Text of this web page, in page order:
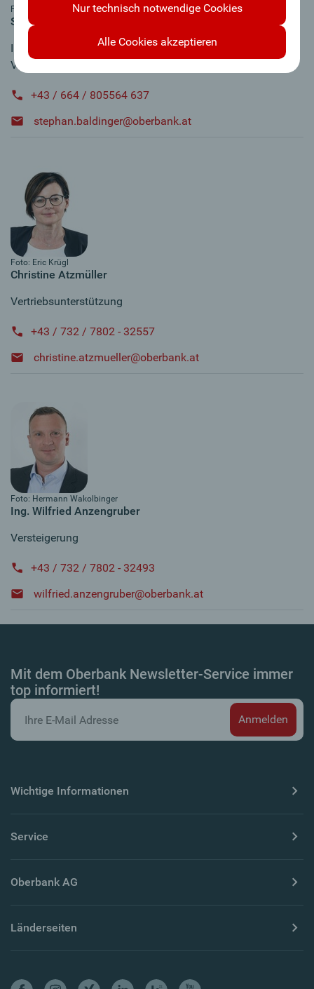
Foto: Gregor Hartl
Stephan Baldinger
Immobilienfachberater Salzkammergut,
Vöcklabruck
+43 / 664 / 805564 637
stephan.baldinger@oberbank.at
Foto: Eric Krügl
Christine Atzmüller
Vertriebsunterstützung
+43 / 732 / 7802 - 32557
christine.atzmueller@oberbank.at
Foto: Hermann Wakolbinger
Ing. Wilfried Anzengruber
Versteigerung
+43 / 732 / 7802 - 32493
wilfried.anzengruber@oberbank.at
Mit dem Oberbank Newsletter-Service immer
top informiert!
Nur technisch notwendige Cookies
Alle Cookies akzeptieren
Wichtige Informationen
Service
Oberbank AG
Länderseiten